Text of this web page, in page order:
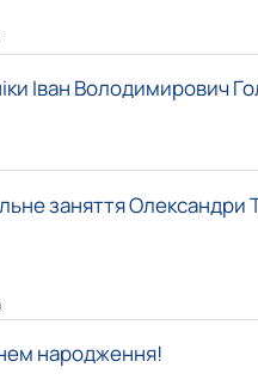
Іван Володимирович
заняття
народження!